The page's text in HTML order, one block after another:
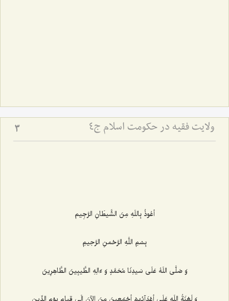
ولایت فقیه در حکومت اسلام ج4 3
أعُوذُ بِاللَهِ مِنَ الشَّیطَانِ الرَّجِیم‌
بِسْمِ اللَّهِ الرَّحْمنِ الرَّحِیمِ‌
وَ صَلَّى اللَهُ عَلَى سَیدِنَا مُحَمَّدٍ وَ ءَالِهِ الطَّیبِینَ الطَّاهِرِینَ‌